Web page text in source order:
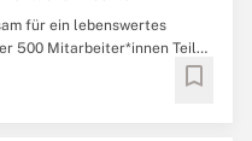
für ein lebenswertes
500 Mitarbeiter*innen Teil
bringen Sie bei uns optimal
und eine große Breite an
bookmark